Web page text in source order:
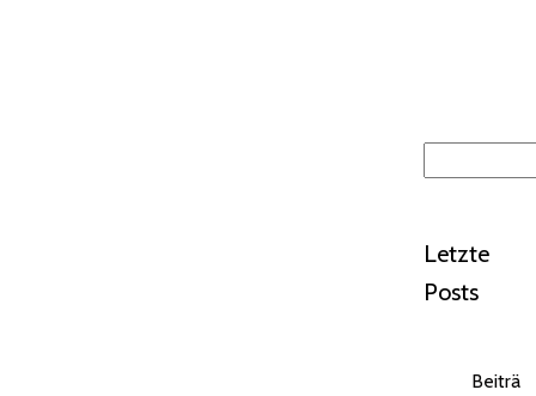
Letzte
Posts
Beiträ